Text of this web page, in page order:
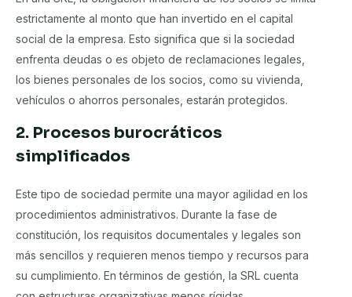
estrictamente al monto que han invertido en el capital
social de la empresa. Esto significa que si la sociedad
enfrenta deudas o es objeto de reclamaciones legales,
los bienes personales de los socios, como su vivienda,
vehículos o ahorros personales, estarán protegidos.
2. Procesos burocráticos
simplificados
Este tipo de sociedad permite una mayor agilidad en los
procedimientos administrativos. Durante la fase de
constitución, los requisitos documentales y legales son
más sencillos y requieren menos tiempo y recursos para
su cumplimiento. En términos de gestión, la SRL cuenta